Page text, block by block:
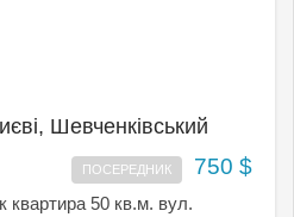
Шевченківський
ПОСЕРЕДНИК 750 $
квартира 50 кв.м. вул.